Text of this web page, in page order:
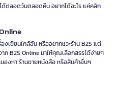
ตลอดวันตลอดคืน อยากได้อะไร แค่คลิก
เขียนใกล้ฉัน หรืออยากแวะร้าน B2S แต่
าก B2S Online มาให้คุณเลือกสรรได้ง่ายๆ
งหา ร้านขายหนังสือ หรือสินค้าอื่นๆ